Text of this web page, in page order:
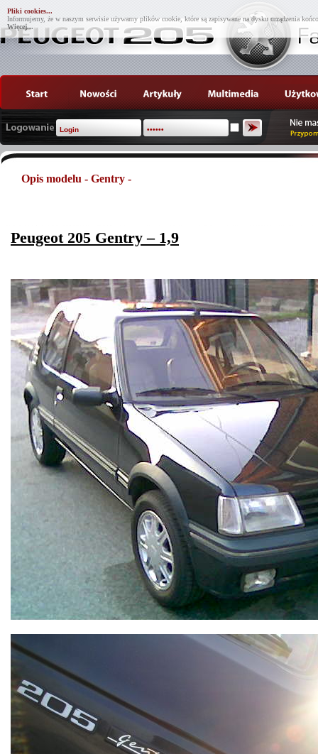
Pliki cookies...
Informujemy, że w naszym serwisie używamy plików cookie, które są zapisywane na dysku urządzenia
Więcej...
Opis modelu - Gentry -
Peugeot205 Gentry – 1,9